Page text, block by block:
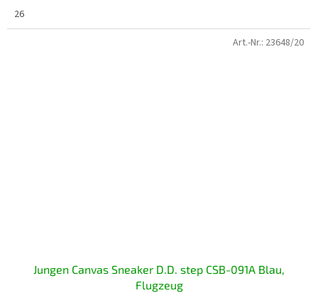
26
Jungen Canvas Sneaker D.D. step CSB-091A Blau,
Flugzeug
Art.-Nr.: 23648/20